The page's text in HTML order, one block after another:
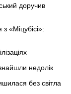
доручив
«Міцубісі»:
недолік
без світла